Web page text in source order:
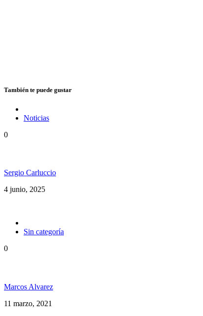
También te puede gustar
Noticias
0
Sergio Carluccio
4 junio, 2025
Sin categoría
0
Marcos Alvarez
11 marzo, 2021